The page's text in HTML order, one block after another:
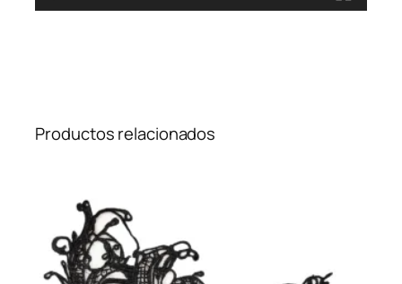
Productos relacionados